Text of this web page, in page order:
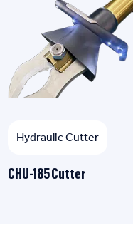
Hydraulic Cutter
CHU-185 Cutter